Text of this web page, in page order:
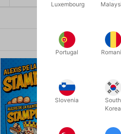
Luxembourg
Portugal
Slovenia
South
Korea